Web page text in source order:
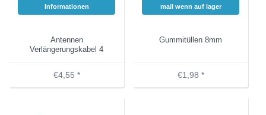
Informationen
Antennen
Verlängerungskabel 4
€4,55 *
mail wenn auf lager
Gummitüllen 8mm
€1,98 *